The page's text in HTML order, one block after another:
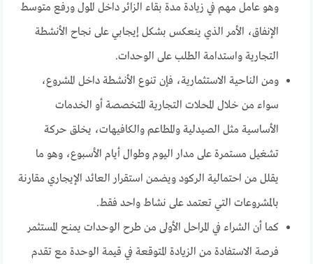
وهو عامل مهم في زيادة مدة بقاء الزائر داخل المول ورفع متوسط
الإنفاق، الأمر الذي ينعكس بشكل إيجابي على نجاح الأنشطة
التجارية واستدامة الطلب على الوحدات.
ومن الناحية الاستثمارية، فإن تنوع الأنشطة داخل المشروع،
سواء من خلال المحلات التجارية المتخصصة أو الخدمات
الأساسية مثل الصيدلية والمطاعم والكافيهات، يخلق حركة
تشغيل مستمرة على مدار اليوم وطوال أيام الأسبوع، وهو ما
يقلل من احتمالية الركود ويضمن استقرار العائد الإيجاري مقارنة
بالمشروعات التي تعتمد على نشاط واحد فقط.
كما أن الشراء في المراحل الأولى من طرح الوحدات يمنح المستثمر
فرصة الاستفادة من الزيادة المتوقعة في قيمة الوحدة مع تقدم